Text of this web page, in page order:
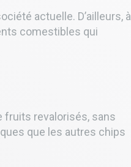
actuelle. D’ailleurs, à
comestibles qui
fruits revalorisés, sans
que les autres chips